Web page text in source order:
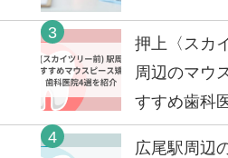
3
押上〈スカ
周辺のマウ
すすめ歯科
4
広尾駅周辺